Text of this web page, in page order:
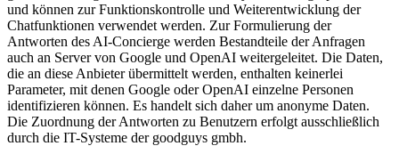
und können zur Funktionskontrolle und Weiterentwicklung der
Chatfunktionen verwendet werden. Zur Formulierung der
Antworten des AI-Concierge werden Bestandteile der Anfragen
auch an Server von Google und OpenAI weitergeleitet. Die Daten,
die an diese Anbieter übermittelt werden, enthalten keinerlei
Parameter, mit denen Google oder OpenAI einzelne Personen
identifizieren können. Es handelt sich daher um anonyme Daten.
Die Zuordnung der Antworten zu Benutzern erfolgt ausschließlich
durch die IT-Systeme der goodguys gmbh.